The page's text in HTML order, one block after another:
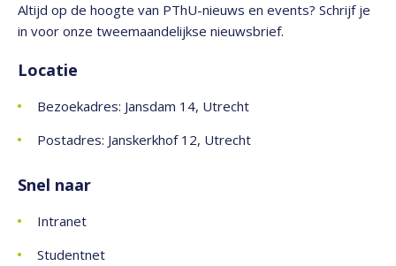
Altijd op de hoogte van PThU-nieuws en events? Schrijf je
in voor onze tweemaandelijkse nieuwsbrief.
Locatie
Bezoekadres: Jansdam 14, Utrecht
Postadres: Janskerkhof 12, Utrecht
Snel naar
Intranet
Studentnet